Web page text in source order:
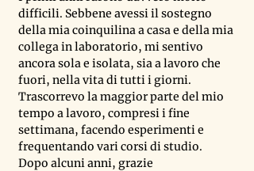
difficili. Sebbene avessi il sostegno
della mia coinquilina a casa e della mia
collega in laboratorio, mi sentivo
ancora sola e isolata, sia a lavoro che
fuori, nella vita di tutti i giorni.
Trascorrevo la maggior parte del mio
tempo a lavoro, compresi i fine
settimana, facendo esperimenti e
frequentando vari corsi di studio.
Dopo alcuni anni, grazie